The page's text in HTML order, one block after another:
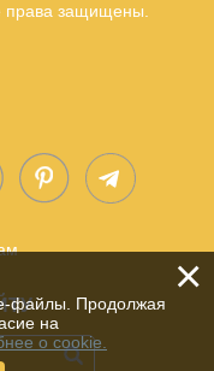
права защищены.
×
файлы. Продолжая
на
о cookie.